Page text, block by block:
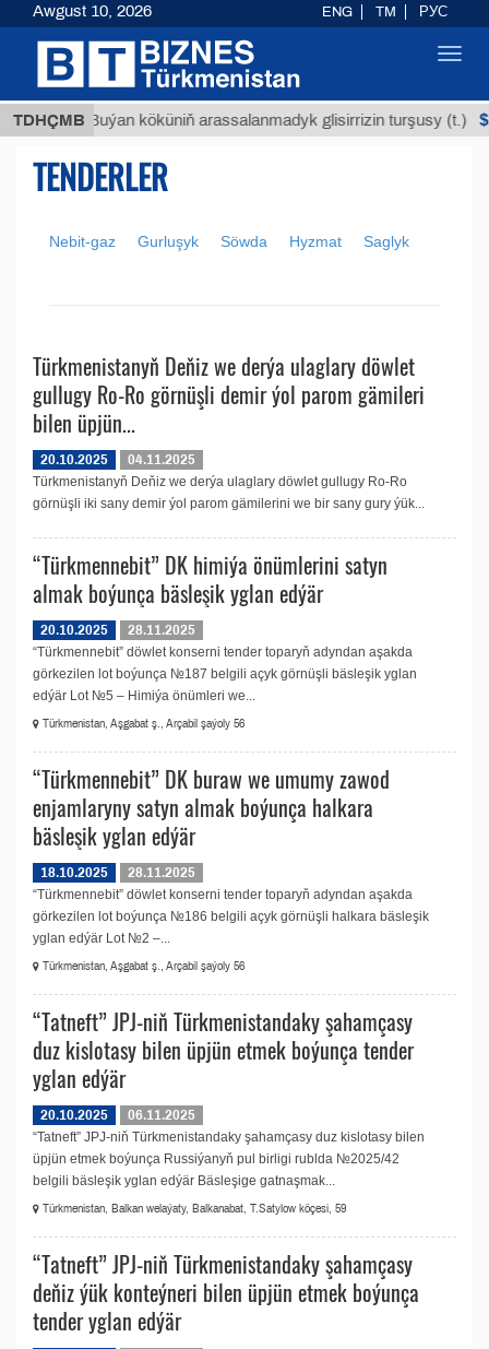
TDHÇMBBuýan köküniň arassalanmadyk glisirrizin turşusy (t.)
TENDERLER
Nebit-gaz Gurluşyk Söwda Hyzmat Saglyk
Türkmenistanyň Deňiz we derýa ulaglary döwlet
gullugy Ro-Ro görnüşli demir ýol parom gämileri
bilen üpjün...
20.10.2025
04.11.2025
Türkmenistanyň Deňiz we derýa ulaglary döwlet gullugy Ro-Ro
görnüşli iki sany demir ýol parom gämilerini we bir sany gury ýük...
“Türkmennebit” DK himiýa önümlerini satyn
almak boýunça bäsleşik yglan edýär
20.10.2025
28.11.2025
“Türkmennebit” döwlet konserni tender toparyň adyndan aşakda
görkezilen lot boýunça №187 belgili açyk görnüşli bäsleşik yglan
edýär Lot №5 – Himiýa önümleri we...
Türkmenistan, Aşgabat ş., Arçabil şaýoly 56
“Türkmennebit” DK buraw we umumy zawod
enjamlaryny satyn almak boýunça halkara
bäsleşik yglan edýär
18.10.2025
28.11.2025
“Türkmennebit” döwlet konserni tender toparyň adyndan aşakda
görkezilen lot boýunça №186 belgili açyk görnüşli halkara bäsleşik
yglan edýär Lot №2 –...
Türkmenistan, Aşgabat ş., Arçabil şaýoly 56
“Tatneft” JPJ-niň Türkmenistandaky şahamçasy
duz kislotasy bilen üpjün etmek boýunça tender
yglan edýär
20.10.2025
06.11.2025
“Tatneft” JPJ-niň Türkmenistandaky şahamçasy duz kislotasy bilen
üpjün etmek boýunça Russiýanyň pul birligi rublda №2025/42
belgili bäsleşik yglan edýär Bäsleşige gatnaşmak...
Türkmenistan, Balkan welaýaty, Balkanabat, T.Satylow köçesi, 59
“Tatneft” JPJ-niň Türkmenistandaky şahamçasy
deňiz ýük konteýneri bilen üpjün etmek boýunça
tender yglan edýär
Awgust 10, 2026 ENG TM РУС